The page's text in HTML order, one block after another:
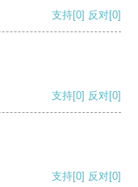
支持[0] 反对[0]
支持[0] 反对[0]
支持[0] 反对[0]